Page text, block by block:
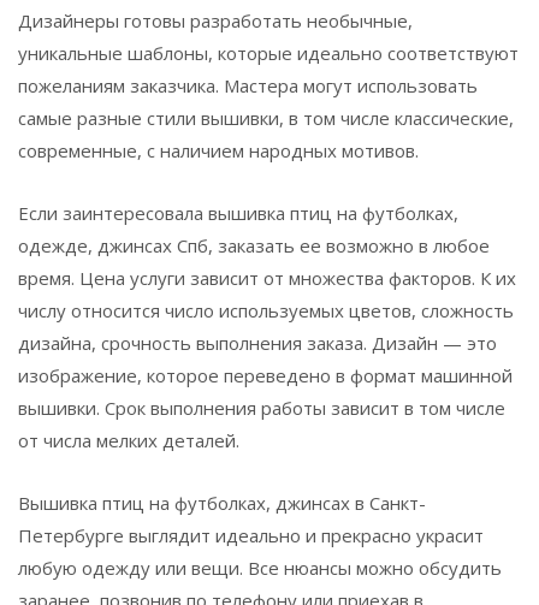
Дизайнеры готовы разработать необычные,
уникальные шаблоны, которые идеально соответствуют
пожеланиям заказчика. Мастера могут использовать
самые разные стили вышивки, в том числе классические,
современные, с наличием народных мотивов.
Если заинтересовала вышивка птиц на футболках,
одежде, джинсах Спб, заказать ее возможно в любое
время. Цена услуги зависит от множества факторов. К их
числу относится число используемых цветов, сложность
дизайна, срочность выполнения заказа. Дизайн — это
изображение, которое переведено в формат машинной
вышивки. Срок выполнения работы зависит в том числе
от числа мелких деталей.
Вышивка птиц на футболках, джинсах в Санкт-
Петербурге выглядит идеально и прекрасно украсит
любую одежду или вещи. Все нюансы можно обсудить
заранее, позвонив по телефону или приехав в